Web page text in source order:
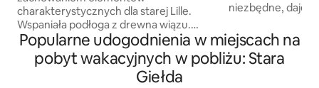
charakterystycznych dla starej Lille.
Wspaniała podłoga z drewna wiązu.
Przestronna i bardzo dobrze
wyposażona kuchnia. Kącik
wypoczynkowy z rozkładaną sofą o
wymiarach 140*192. Biurko z bardzo
niezbędne, daje
miejsce dla par,
przyjaciółmi,
służbowej. Jest duże, z dobrze
Popularne udogodnienia w miejscach na
pobyt wakacyjnych w pobliżu: Stara
Giełda